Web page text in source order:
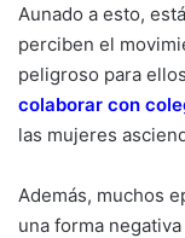
Aunado a esto,
perciben el
peligroso para
colaborar con
las mujeres
Además, muchos
una forma